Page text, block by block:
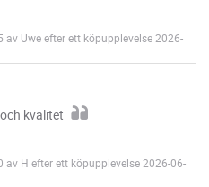
Uwe efter ett köpupplevelse 2026-
kvalitet
H efter ett köpupplevelse 2026-06-